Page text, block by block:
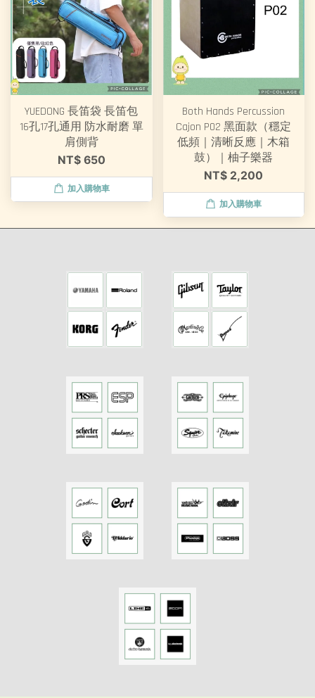
YUEDONG 長笛袋 長笛包
16孔17孔通用 防水耐磨 單
肩側背
NT$ 650
加入購物車
Both Hands Percussion
Cajon P02 黑面款（穩定
低頻｜清晰反應｜木箱
鼓）｜柚子樂器
NT$ 2,200
加入購物車